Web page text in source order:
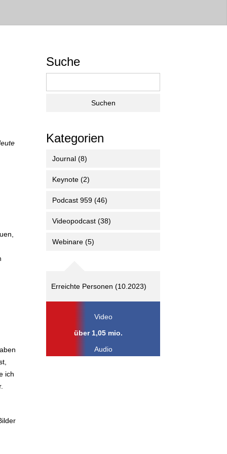
ich
Suche
Kategorien
Journal (8)
Keynote (2)
Podcast 959 (46)
Videopodcast (38)
Webinare (5)
Erreichte Personen (10.2023)
Video
über 1,05 mio.
Audio